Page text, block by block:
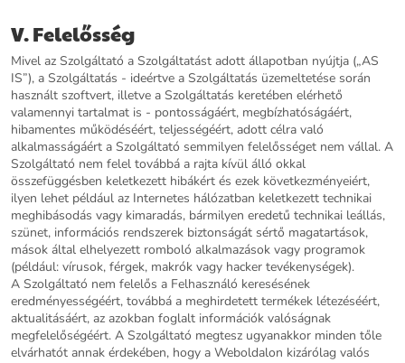
V. Felelősség
Mivel az Szolgáltató a Szolgáltatást adott állapotban nyújtja („AS
IS”), a Szolgáltatás - ideértve a Szolgáltatás üzemeltetése során
használt szoftvert, illetve a Szolgáltatás keretében elérhető
valamennyi tartalmat is - pontosságáért, megbízhatóságáért,
hibamentes működéséért, teljességéért, adott célra való
alkalmasságáért a Szolgáltató semmilyen felelősséget nem vállal. A
Szolgáltató nem felel továbbá a rajta kívül álló okkal
összefüggésben keletkezett hibákért és ezek következményeiért,
ilyen lehet például az Internetes hálózatban keletkezett technikai
meghibásodás vagy kimaradás, bármilyen eredetű technikai leállás,
szünet, információs rendszerek biztonságát sértő magatartások,
mások által elhelyezett romboló alkalmazások vagy programok
(például: vírusok, férgek, makrók vagy hacker tevékenységek).
A Szolgáltató nem felelős a Felhasználó keresésének
eredményességéért, továbbá a meghirdetett termékek létezéséért,
aktualitásáért, az azokban foglalt információk valóságnak
megfelelőségéért. A Szolgáltató megtesz ugyanakkor minden tőle
elvárhatót annak érdekében, hogy a Weboldalon kizárólag valós